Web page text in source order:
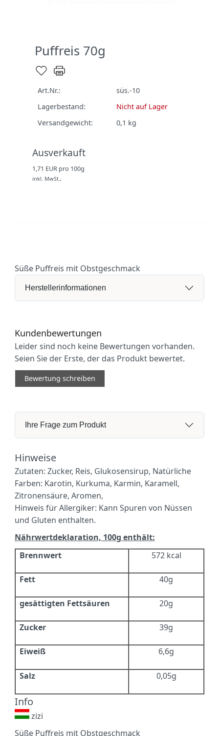
Puffreis 70g
Art.Nr.:
süs.-10
Lagerbestand:
Nicht auf Lager
Versandgewicht:
0,1 kg
Ausverkauft
1,71 EUR pro 100g
inkl. MwSt.,
Süße Puffreis mit Obstgeschmack
Herstellerinformationen
Kundenbewertungen
Leider sind noch keine Bewertungen vorhanden.
Seien Sie der Erste, der das Produkt bewertet.
Bewertung schreiben
Ihre Frage zum Produkt
Hinweise
Zutaten: Zucker, Reis, Glukosensirup, Natürliche
Farben: Karotin, Kurkuma, Karmin, Karamell,
Zitronensäure, Aromen,
Hinweis für Allergiker: Kann Spuren von Nüssen
und Gluten enthalten.
Nährwertdeklaration, 100g enthält:
Brennwert
572 kcal
Fett 40g
gesättigten Fettsäuren 20g
Zucker 39g
Eiweiß 6,6g
Salz 0,05g
Info
zizi
Süße Puffreis mit Obstgeschmack